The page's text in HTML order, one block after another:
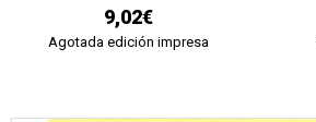
9,02€
Agotada edición impresa